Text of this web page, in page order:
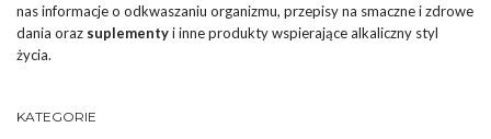
nas informacje o odkwaszaniu organizmu, przepisy na smaczne i zdrowe
dania oraz suplementyi inne produkty wspierające alkaliczny styl
życia.
KATEGORIE